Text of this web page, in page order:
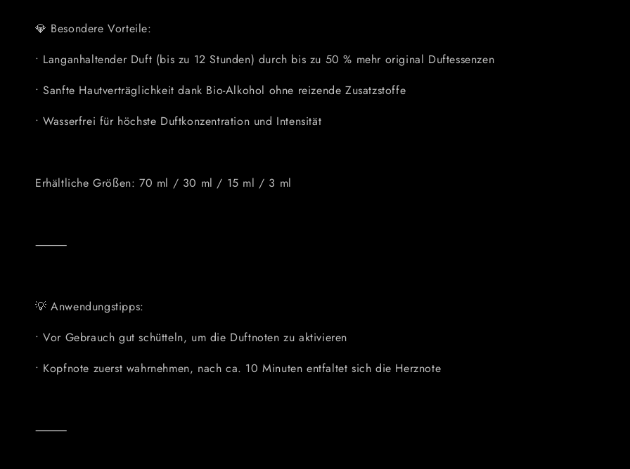
💎 Besondere Vorteile:
• Langanhaltender Duft (bis zu 12 Stunden) durch bis zu 50 % mehr original Duftessenzen
•Sanfte Hautverträglichkeit dank Bio-Alkohol ohne reizende Zusatzstoffe
•Wasserfrei für höchste Duftkonzentration und Intensität
Erhältliche Größen: 70 ml / 30 ml / 15 ml / 3 ml
⸻
💡Anwendungstipps:
• Vor Gebrauch gut schütteln, um die Duftnoten zu aktivieren
• Kopfnote zuerst wahrnehmen, nach ca. 10 Minuten entfaltet sich die Herznote
⸻